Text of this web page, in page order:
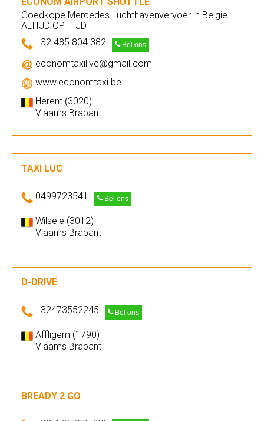
Goedkope Mercedes Luchthavenvervoer in Belgie
ALTIJD OP TIJD
+32 485 804 382
Bel ons
economtaxilive@gmail.com
www.economtaxi.be
Herent (3020)
Vlaams Brabant
TAXI LUC
0499723541 Bel ons
Wilsele (3012)
Vlaams Brabant
D-DRIVE
+32473552245 Bel ons
Affligem (1790)
Vlaams Brabant
BREADY 2 GO